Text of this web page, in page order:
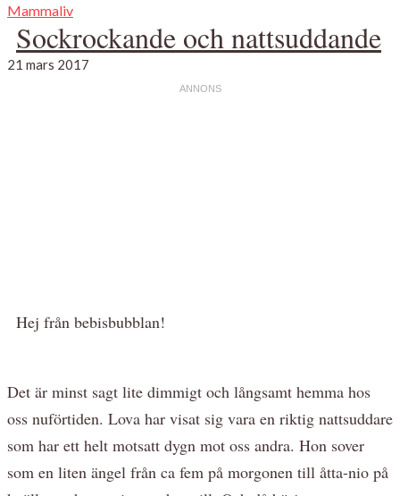
Mammaliv
Sockrockande och nattsuddande
21 mars 2017
Hej från bebisbubblan!
Det är minst sagt lite dimmigt och långsamt hemma hos
oss nuförtiden. Lova har visat sig vara en riktig nattsuddare
som har ett helt motsatt dygn mot oss andra. Hon sover
som en liten ängel från ca fem på morgonen till åtta-nio på